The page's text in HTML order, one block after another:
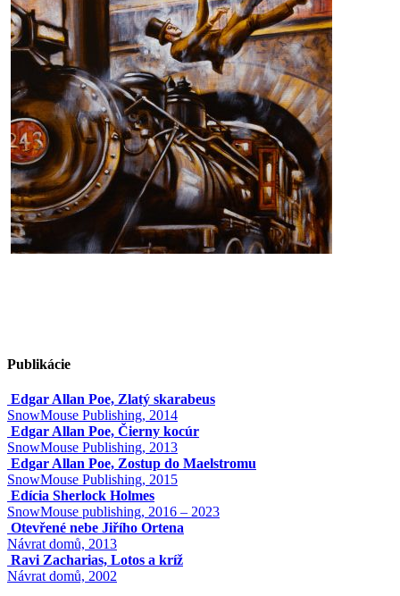
Publikácie
Edgar Allan Poe, Zlatý skarabeus
SnowMouse Publishing, 2014
Edgar Allan Poe, Čierny kocúr
SnowMouse Publishing, 2013
Edgar Allan Poe, Zostup do Maelstromu
SnowMouse Publishing, 2015
Edícia Sherlock Holmes
SnowMouse publishing, 2016 – 2023
Otevřené nebe Jiřího Ortena
Návrat domů, 2013
Ravi Zacharias, Lotos a kríž
Návrat domů, 2002